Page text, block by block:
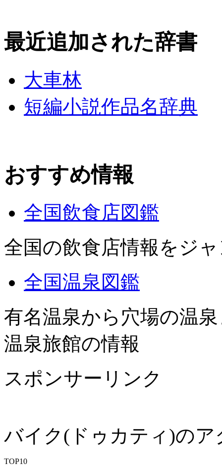
最近追加された辞書
大車林
短編小説作品名辞典
おすすめ情報
全国飲食店図鑑
全国の飲食店情報をジ
全国温泉図鑑
有名温泉から穴場の温
温泉旅館の情報
スポンサーリンク
バイク(ドゥカティ)の
TOP10